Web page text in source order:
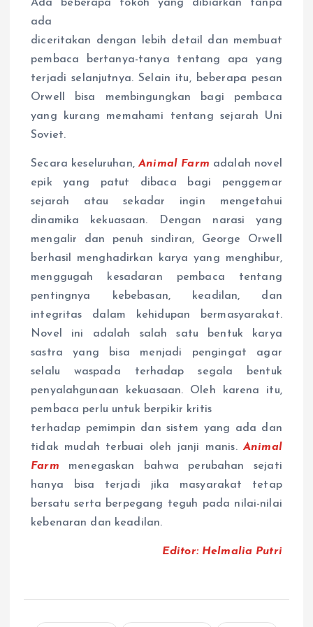
Ada beberapa tokoh yang dibiarkan tanpa
ada
diceritakan dengan lebih detail dan membuat
pembaca bertanya-tanya tentang apa yang
terjadi selanjutnya. Selain itu, beberapa pesan
Orwell bisa membingungkan bagi pembaca
yang kurang memahami tentang sejarah Uni
Soviet.
Secara keseluruhan,Animal Farm adalah novel
epik yang patut dibaca bagi penggemar
sejarah atau sekadar ingin mengetahui
dinamika kekuasaan. Dengan narasi yang
mengalir dan penuh sindiran, George Orwell
berhasil menghadirkan karya yang menghibur,
menggugah kesadaran pembaca tentang
pentingnya kebebasan, keadilan, dan
integritas dalam kehidupan bermasyarakat.
Novel ini adalah salah satu bentuk karya
sastra yang bisa menjadi pengingat agar
selalu waspada terhadap segala bentuk
penyalahgunaan kekuasaan. Oleh karena itu,
pembaca perlu untuk berpikir kritis
terhadap pemimpin dan sistem yang ada dan
tidak mudah terbuai oleh janji manis.Animal
Farm menegaskan bahwa perubahan sejati
hanya bisa terjadi jika masyarakat tetap
bersatu serta berpegang teguh pada nilai-nilai
kebenaran dan keadilan.
Editor: Helmalia Putri